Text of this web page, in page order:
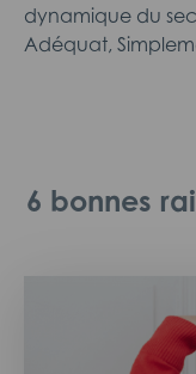
dynamique du
Adéquat,
6 bonnes